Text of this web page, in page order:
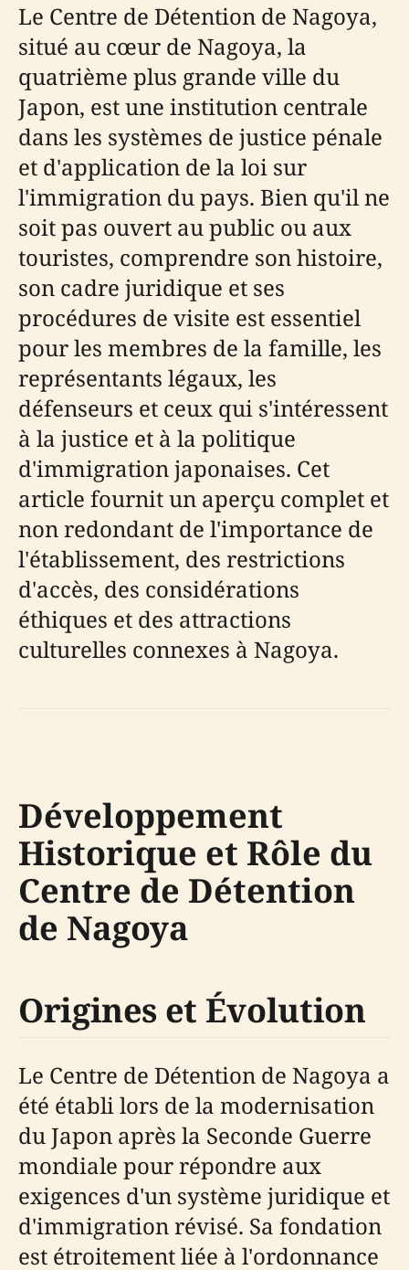
Le Centre de Détention de Nagoya,
situé au cœur de Nagoya, la
quatrième plus grande ville du
Japon, est une institution centrale
dans les systèmes de justice pénale
et d'application de la loi sur
l'immigration du pays. Bien qu'il ne
soit pas ouvert au public ou aux
touristes, comprendre son histoire,
son cadre juridique et ses
procédures de visite est essentiel
pour les membres de la famille, les
représentants légaux, les
défenseurs et ceux qui s'intéressent
à la justice et à la politique
d'immigration japonaises. Cet
article fournit un aperçu complet et
non redondant de l'importance de
l'établissement, des restrictions
d'accès, des considérations
éthiques et des attractions
culturelles connexes à Nagoya.
Développement
Historique et Rôle du
Centre de Détention
de Nagoya
Origines et Évolution
Le Centre de Détention de Nagoya a
été établi lors de la modernisation
du Japon après la Seconde Guerre
mondiale pour répondre aux
exigences d'un système juridique et
d'immigration révisé. Sa fondation
est étroitement liée à l'ordonnance